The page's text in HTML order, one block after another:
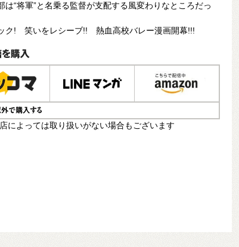
は“将軍”と名乗る監督が支配する風変わりなところだっ
ク! 笑いをレシーブ!! 熱血高校バレー漫画開幕!!!
入
によっては取り扱いがない場合もございます